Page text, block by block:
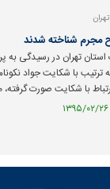
تهران در رسیدگی به
صبح به ترتیب با شکایت جواد
با شکایت صورت